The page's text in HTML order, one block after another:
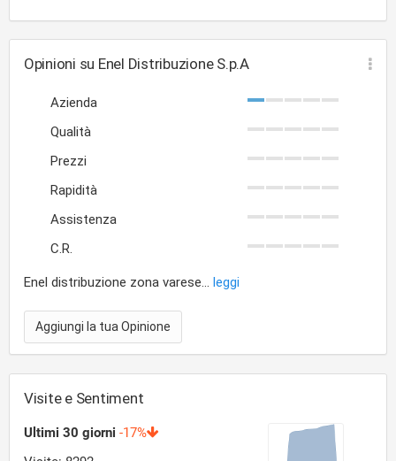
Opinioni su Enel Distribuzione S.p.A
Azienda
Qualità
Prezzi
Rapidità
Assistenza
C.R.
Enel distribuzione zona varese... leggi
Aggiungi la tua Opinione
Visite e Sentiment